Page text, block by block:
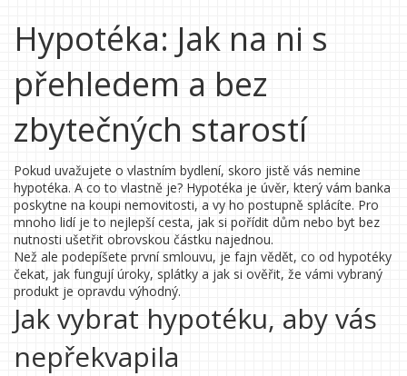
Hypotéka: Jak na ni s
přehledem a bez
zbytečných starostí
Pokud uvažujete o vlastním bydlení, skoro jistě vás nemine
hypotéka. A co to vlastně je? Hypotéka je úvěr, který vám banka
poskytne na koupi nemovitosti, a vy ho postupně splácíte. Pro
mnoho lidí je to nejlepší cesta, jak si pořídit dům nebo byt bez
nutnosti ušetřit obrovskou částku najednou.
Než ale podepíšete první smlouvu, je fajn vědět, co od hypotéky
čekat, jak fungují úroky, splátky a jak si ověřit, že vámi vybraný
produkt je opravdu výhodný.
Jak vybrat hypotéku, aby vás
nepřekvapila